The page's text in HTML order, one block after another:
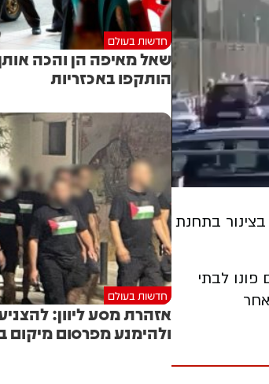
בתחנת
לבתי
חדשות בעולם
שאל מאיפה הן והכה
הותקפו באכזריות
חדשות בעולם
אזהרת מסע ליוון:
ולהימנע מפרסום מיקום